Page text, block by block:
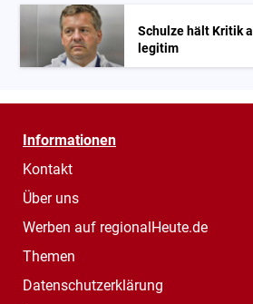
Schulze hält Kritik
legitim
Informationen
Kontakt
Über uns
Werben auf regionalHeute.de
Themen
Datenschutzerklärung